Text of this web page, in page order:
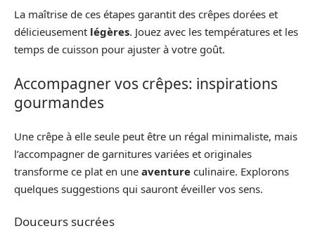
La maîtrise de ces étapes garantit des crêpes dorées et
délicieusement légères. Jouez avec les températures et les
temps de cuisson pour ajuster à votre goût.
Accompagner vos crêpes: inspirations
gourmandes
Une crêpe à elle seule peut être un régal minimaliste, mais
l’accompagner de garnitures variées et originales
transforme ce plat en une aventure culinaire. Explorons
quelques suggestions qui sauront éveiller vos sens.
Douceurs sucrées